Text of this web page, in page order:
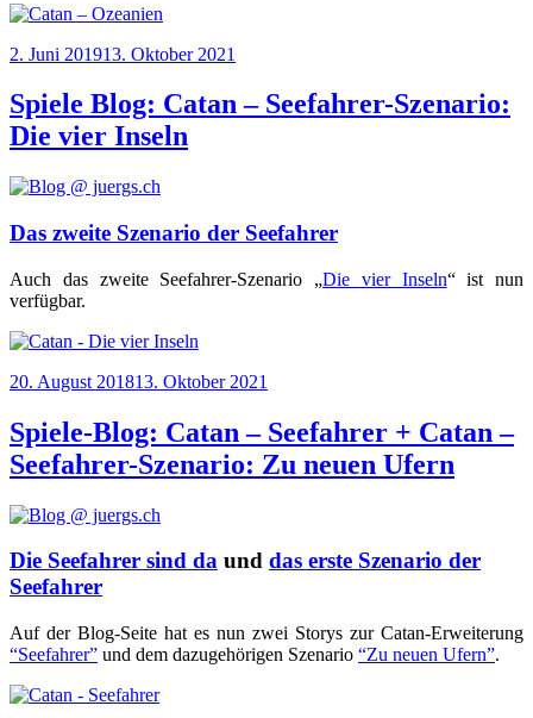
Veröffentlicht
2. Juni 201913. Oktober 2021
Spiele Blog: Catan – Seefahrer-Szenario:
Die vier Inseln
Das zweite Szenario der Seefahrer
Auch das zwei­te See­fah­rer-Sze­na­rio „Die vier Inseln“ ist nun
verfügbar.
Veröffentlicht
20. August 201813. Oktober 2021
Spiele-Blog: Catan – Seefahrer + Catan –
Seefahrer-Szenario: Zu neuen Ufern
Die Seefahrer sind da und das erste Szenario der
Seefahrer
Auf der Blog-Sei­te hat es nun zwei Sto­rys zur Catan-Erwei­te­rung
“See­fah­rer” und dem dazu­ge­hö­ri­gen Sze­na­rio “Zu neu­en Ufern”.